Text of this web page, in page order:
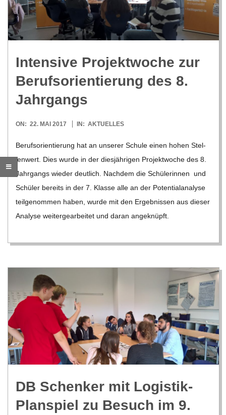
R
E
G
O
L
D
S
C
H
M
I
D
T
Inten­sive Pro­jekt­wo­che zur
Berufs­ori­en­tie­rung des 8.
Jahrgangs
2017-
ON: 22. MAI 2017 IN: AKTUELLES
Berufs­ori­en­tie­rung hat an unse­rer Schule einen hohen Stel­
len­wert. Dies wurde in der dies­jäh­ri­gen Pro­jekt­wo­che des 8.
Jahr­gangs wie­der deut­lich. Nach­dem die Schü­le­rin­nen und
Schü­ler bereits in der 7. Klasse alle an der Poten­ti­al­ana­lyse
teil­ge­nom­men haben, wurde mit den Ergeb­nis­sen aus die­ser
Ana­lyse wei­ter­ge­ar­bei­tet und daran ange­knüpft.
DB Schen­ker mit Logis­tik-
Plan­spiel zu Besuch im 9.